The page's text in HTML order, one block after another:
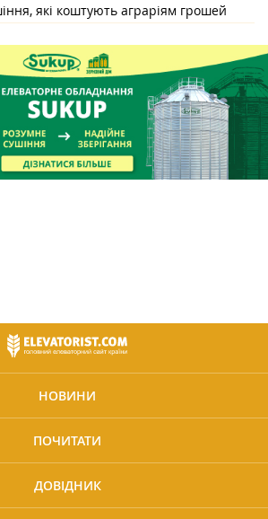
які коштують аграріям грошей
НОВИНИ
ПОЧИТАТИ
ДОВІДНИК